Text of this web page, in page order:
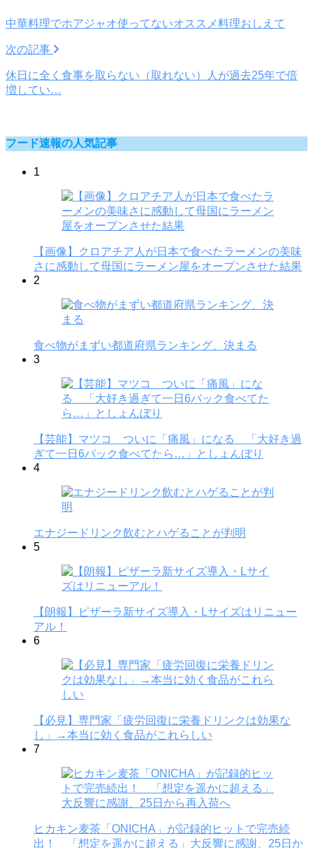
中華料理でホアジャオ使ってないオススメ料理おしえて
次の記事
休日に全く食事を取らない（取れない）人が過去25年で倍
増してい…
フード速報の人気記事
1
【画像】クロアチア人が日本で食べたラーメンの美味
さに感動して母国にラーメン屋をオープンさせた結果
2
食べ物がまずい都道府県ランキング、決まる
3
【芸能】マツコ ついに「痛風」になる 「大好き過
ぎて一日6パック食べてたら…」としょんぼり
4
エナジードリンク飲むとハゲることが判明
5
【朗報】ピザーラ新サイズ導入・Lサイズはリニュー
アル！
6
【必見】専門家「疲労回復に栄養ドリンクは効果な
し」→本当に効く食品がこれらしい
7
ヒカキン麦茶「ONICHA」が記録的ヒットで完売続
出！ 「想定を遥かに超える」大反響に感謝、25日か